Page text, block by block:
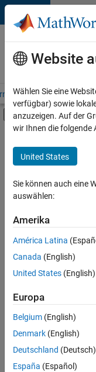
Weiter zum Inhalt
Karriere
bei
MathWorks
– Übersicht
Hauptinhalt
Business
Globalisierung
Information
Infrastructure and
Quality Engineering
Software Process
Technical Writing
User Experience
+7
Derzeit
es
keine
offenen
Stellen,
Ihren
Suchkriterien
entsprechen.
können
die
Website
Wählen Sie eine
verfügbar) sowie
anzuzeigen. Auf der
wir Ihnen die folgende
United States
Sie können auch eine
auswählen:
Amerika
América Latina
Canada (English)
United States (English)
Europa
Belgium (English)
Denmark (English)
Deutschland (Deutsch)
España (Español)